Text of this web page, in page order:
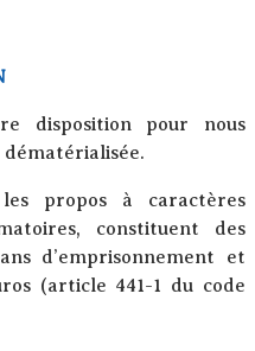
disposition pour nous
dématérialisée.
propos à caractères
constituent des
d’emprisonnement et
(article 441-1 du code